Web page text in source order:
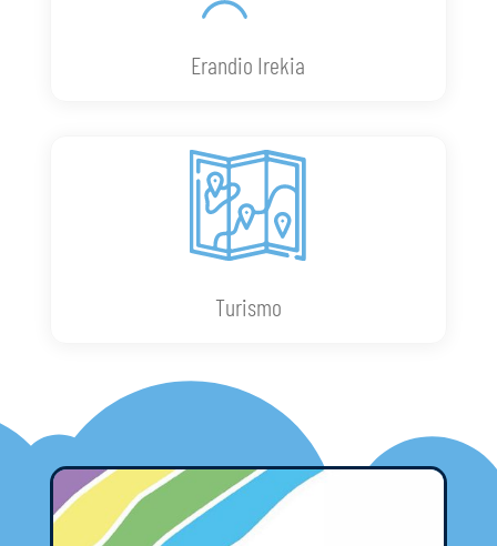
Erandio Irekia
Turismo